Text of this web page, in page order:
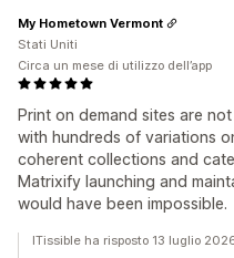
Print on demand sites are
with hundreds of variations
coherent collections and
Matrixify launching and
would have been impossible.
My Hometown Vermont
Stati Uniti
Circa un mese di utilizzo dell’app
ITissible ha risposto 13 luglio